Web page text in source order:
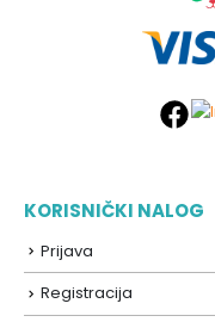
KORISNIČKI NALOG
Prijava
Registracija